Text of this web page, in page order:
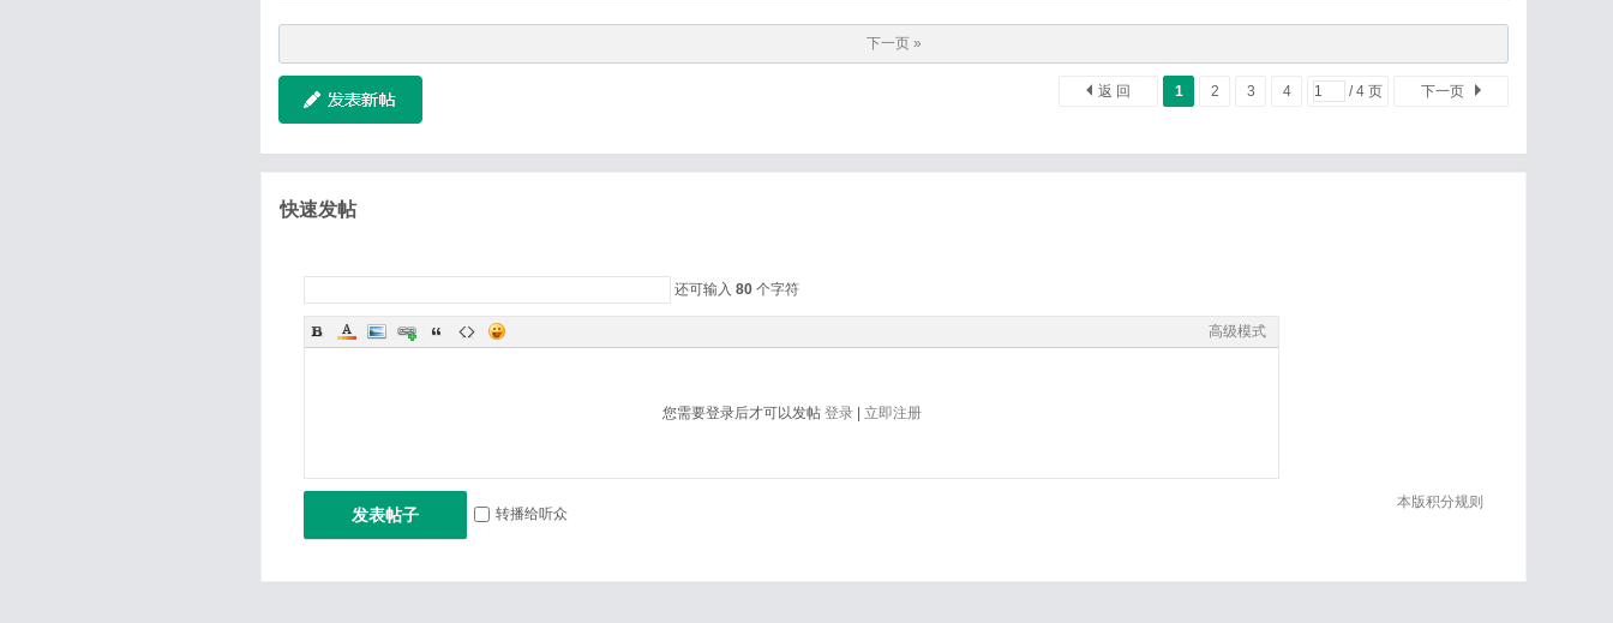
下一页 »
1 2 3 4 / 4 页 下一页
返 回
快速发帖
还可输入 80 个字符
高级模式
您需要登录后才可以发帖 登录| 立即注册
本版积分规则
发表帖子 转播给听众